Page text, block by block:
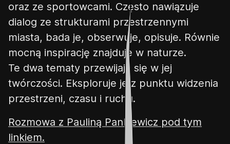
oraz ze sportowcami. Często nawiązuje
dialog ze strukturami przestrzennymi
miasta, bada je, obserwuje, opisuje. Równie
mocną inspirację znajduje w naturze.
Te dwa tematy przewijają się w jej
twórczości. Eksploruje je z punktu widzenia
przestrzeni, czasu i ruchu.
Rozmowa z Pauliną Pankiewicz pod tym
linkiem.